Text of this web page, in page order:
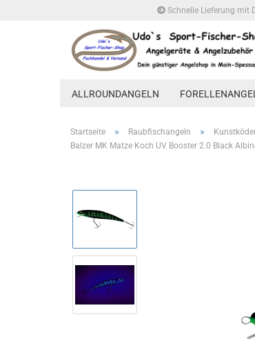
Schnelle Lieferung mit
ALLROUNDANGELN
Startseite » Raubfischangeln »
Balzer MK Matze Koch UV Booster 2.0 Black